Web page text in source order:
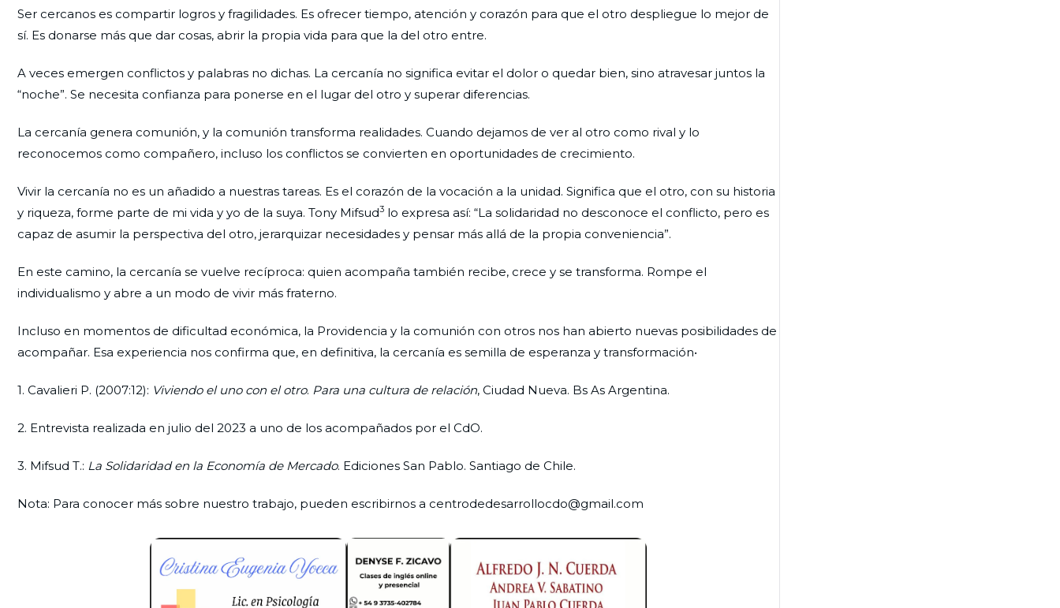
Ser cercanos es compartir logros y fragilidades. Es ofrecer tiempo, atención y corazón para que el otro despliegue lo mejor de
sí. Es donarse más que dar cosas, abrir la propia vida para que la del otro entre.
A veces emergen conflictos y palabras no dichas. La cercanía no significa evitar el dolor o quedar bien, sino atravesar juntos la
“noche”. Se necesita confianza para ponerse en el lugar del otro y superar diferencias.
La cercanía genera comunión, y la comunión transforma realidades. Cuando dejamos de ver al otro como rival y lo
reconocemos como compañero, incluso los conflictos se convierten en oportunidades de crecimiento.
Vivir la cercanía no es un añadido a nuestras tareas. Es el corazón de la vocación a la unidad. Significa que el otro, con su historia
y riqueza, forme parte de mi vida y yo de la suya. Tony Mifsud3 lo expresa así: “La solidaridad no desconoce el conflicto, pero es
capaz de asumir la perspectiva del otro, jerarquizar necesidades y pensar más allá de la propia conveniencia”.
En este camino, la cercanía se vuelve recíproca: quien acompaña también recibe, crece y se transforma. Rompe el
individualismo y abre a un modo de vivir más fraterno.
Incluso en momentos de dificultad económica, la Providencia y la comunión con otros nos han abierto nuevas posibilidades de
acompañar. Esa experiencia nos confirma que, en definitiva, la cercanía es semilla de esperanza y transformación•
1. Cavalieri P. (2007:12): Viviendo el uno con el otro. Para una cultura de relación, Ciudad Nueva. Bs As Argentina.
2. Entrevista realizada en julio del 2023 a uno de los acompañados por el CdO.
3. Mifsud T.: La Solidaridad en la Economía de Mercado. Ediciones San Pablo. Santiago de Chile.
Nota: Para conocer más sobre nuestro trabajo, pueden escribirnos a centrodedesarrollocdo@gmail.com